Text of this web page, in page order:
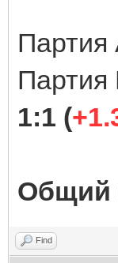
Партия
Партия
1:1 (
Общий
Find